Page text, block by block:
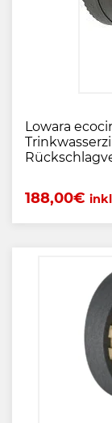
Lowara
188,00€